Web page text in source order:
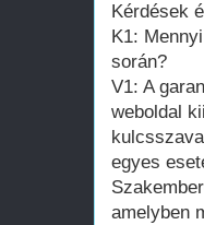
Kérdések
K1:
során?
V1: A
weboldal
egyes
amelyben